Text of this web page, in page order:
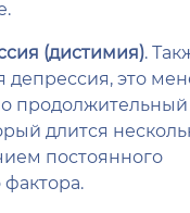
(дистимия).
депрессия, это
продолжительный
длится
постоянного
фактора.